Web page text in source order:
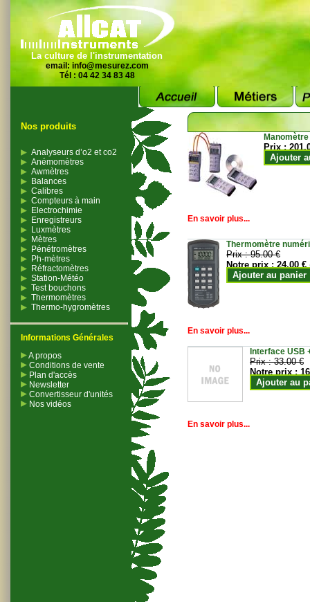
La culture de l'instrumentation
email: info@mesurez.com
Tél : 04 42 34 83 48
Nos produits
Analyseurs d’o2 et co2
Anémomètres
Awmètres
Balances
Calibres
Compteurs à main
Electrochimie
Enregistreurs
Luxmètres
Mètres
Pénétromètres
Ph-mètres
Réfractomètres
Station-Météo
Test bouchons
Thermomètres
Thermo-hygromètres
Informations Générales
A propos
Conditions de vente
Plan d'accès
Newsletter
Convertisseur d'unités
Nos vidéos
Prix :
Ajouter
En savoir plus...
Thermomètre
Prix :95.00 €
Notre prix :24.00 €
Ajouter au panier
En savoir plus...
Interface USB
Prix :33.00 €
Notre prix :
Ajouter au
En savoir plus...